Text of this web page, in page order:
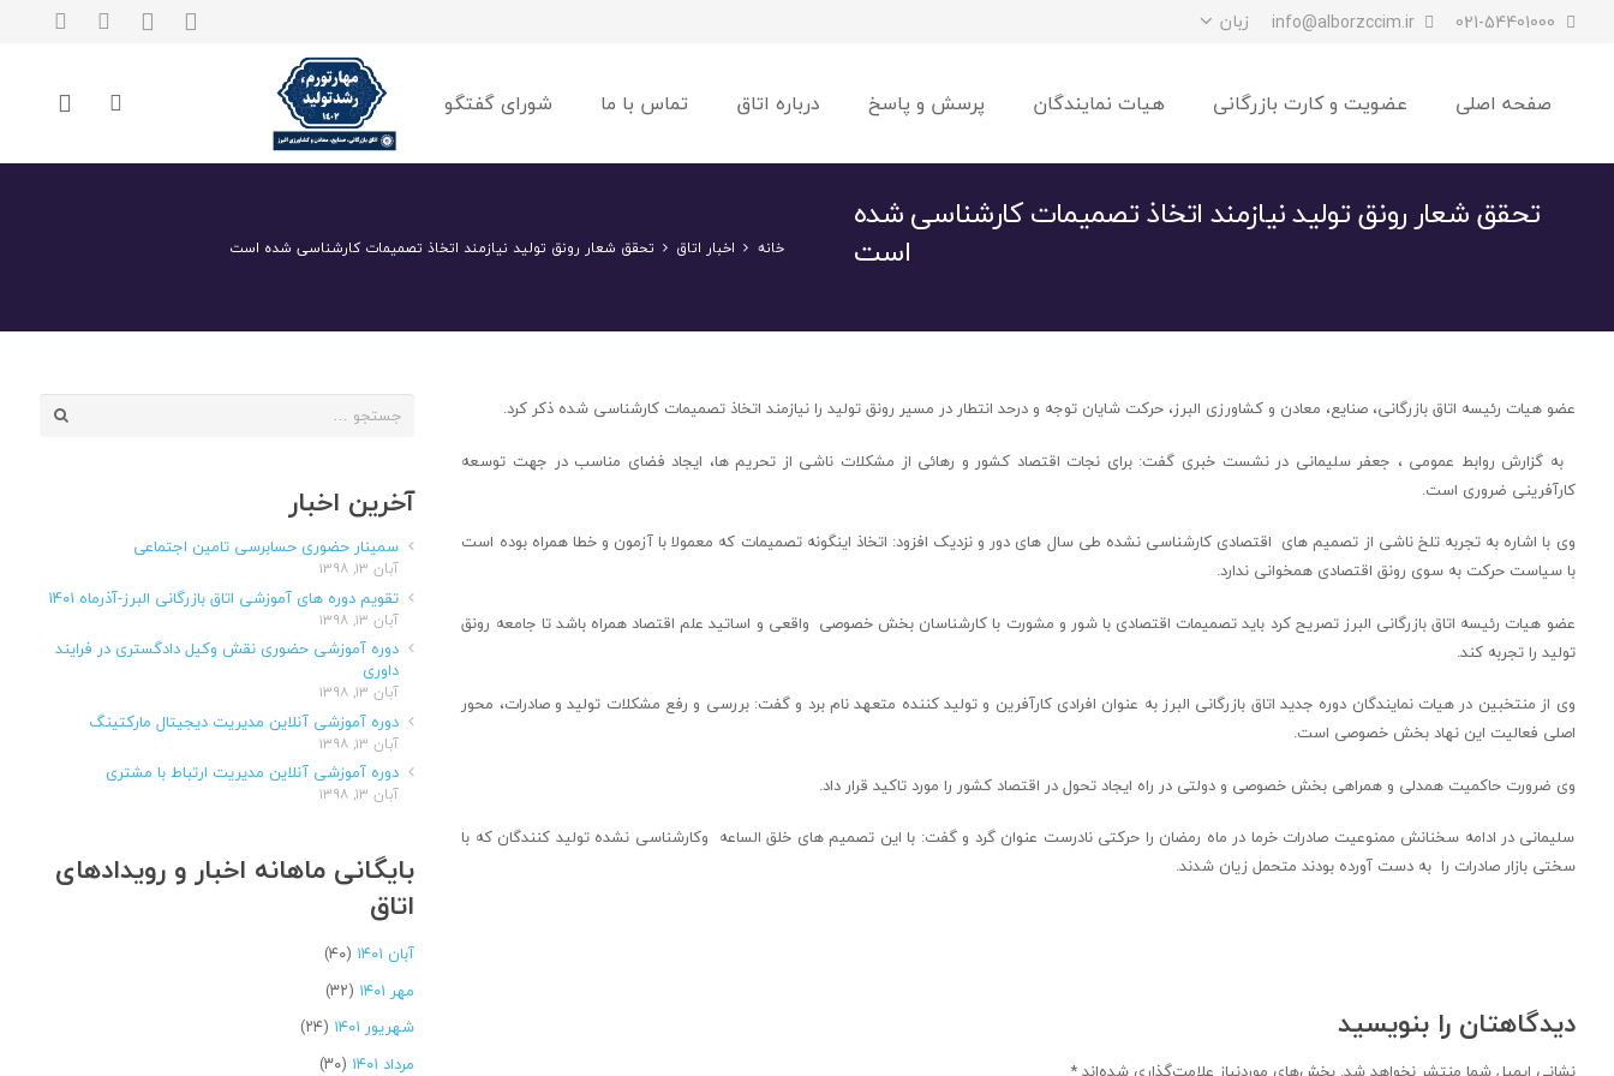
021-54401000
info@alborzccim.ir زبان
صفحه اصلی عضویت و کارت بازرگانی هیات نمایندگان پرسش و پاسخ درباره اتاق تماس با ما شورای گفتگو
تحقق شعار رونق تولید نیازمند اتخاذ تصمیمات کارشناسی شده
است خانه اخبار اتاق تحقق شعار رونق تولید نیازمند اتخاذ تصمیمات کارشناسی شده است
عضو هیات رئیسه اتاق بازرگانی، صنایع، معادن و کشاورزی البرز، حرکت شایان توجه و درحد انتطار در مسیر رونق تولید را نیازمند اتخاذ تصمیمات کارشناسی شده ذکر کرد.
به گزارش روابط عمومی ، جعفر سلیمانی در نشست خبری گفت: برای نجات اقتصاد کشور و رهائی از مشکلات ناشی از تحریم ها، ایجاد فضای مناسب در جهت توسعه
کارآفرینی ضروری است.
وی با اشاره به تجربه تلخ ناشی از تصمیم های اقتصادی کارشناسی نشده طی سال های دور و نزدیک افزود: اتخاذ اینگونه تصمیمات که معمولا با آزمون و خطا همراه بوده است
با سیاست حرکت به سوی رونق اقتصادی همخوانی ندارد.
عضو هیات رئیسه اتاق بازرگانی البرز تصریح کرد باید تصمیمات اقتصادی با شور و مشورت با کارشناسان بخش خصوصی واقعی و اساتید علم اقتصاد همراه باشد تا جامعه رونق
تولید را تجربه کند.
وی از منتخبین در هیات نمایندگان دوره جدید اتاق بازرگانی البرز به عنوان افرادی کارآفرین و تولید کننده متعهد نام برد و گفت: بررسی و رفع مشکلات تولید و صادرات، محور
اصلی فعالیت این نهاد بخش خصوصی است.
وی ضرورت حاکمیت همدلی و همراهی بخش خصوصی و دولتی در راه ایجاد تحول در اقتصاد کشور را مورد تاکید قرار داد.
سلیمانی در ادامه سخنانش ممنوعیت صادرات خرما در ماه رمضان را حرکتی نادرست عنوان گرد و گفت: با این تصمیم های خلق الساعه وکارشناسی نشده تولید کنندگان که با
سختی بازار صادرات را به دست آورده بودند متحمل زیان شدند.
دیدگاهتان را بنویسید
جستجو
آخرین اخبار
سمینار حضوری حسابرسی تامین اجتماعی
آبان ۱۳, ۱۳۹۸
تقویم دوره های آموزشی اتاق بازرگانی البرز-آذرماه ۱۴۰۱
آبان ۱۳, ۱۳۹۸
دوره آموزشی حضوری نقش وکیل دادگستری در فرایند
داوری
آبان ۱۳, ۱۳۹۸
دوره آموزشی آنلاین مدیریت دیجیتال مارکتینگ
آبان ۱۳, ۱۳۹۸
دوره آموزشی آنلاین مدیریت ارتباط با مشتری
آبان ۱۳, ۱۳۹۸
بایگانی ماهانه اخبار و رویدادهای
اتاق
آبان ۱۴۰۱
(۴۰)
مهر ۱۴۰۱
(۳۲)
شهریور ۱۴۰۱
(۲۴)
مرداد ۱۴۰۱
(۳۰)